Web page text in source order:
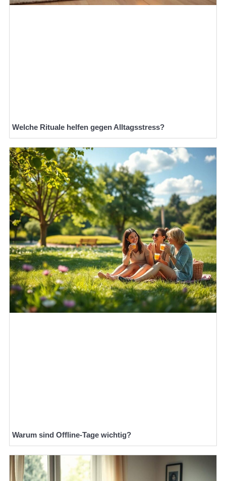
Welche Rituale helfen gegen Alltagsstress?
Warum sind Offline-Tage wichtig?